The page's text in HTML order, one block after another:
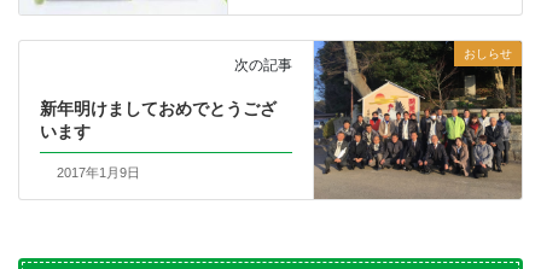
おしらせ
次の記事
新年明けましておめでとうござ
います
2017年1月9日